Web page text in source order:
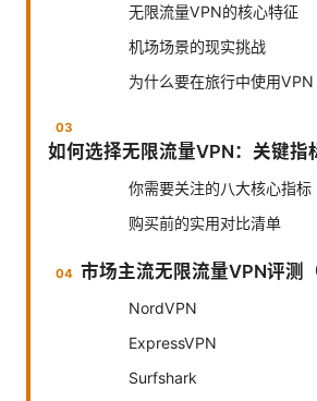
无限流量VPN的核心特征
机场场景的现实挑战
为什么要在旅行中使用VPN
如何选择无限流量VPN：关键指
你需要关注的八大核心指标
购买前的实用对比清单
市场主流无限流量VPN评测
NordVPN
ExpressVPN
Surfshark